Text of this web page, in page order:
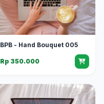
BPB - Hand Bouquet 005
Rp 350.000